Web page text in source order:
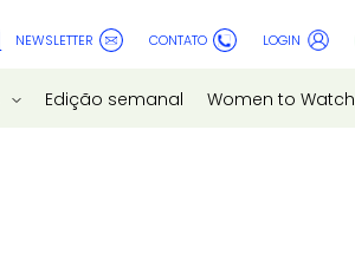
NEWSLETTER CONTATO LOGIN
Edição semanal Women to Watch